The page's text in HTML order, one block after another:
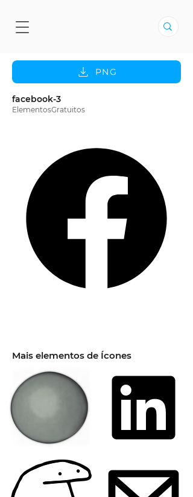
PNG
facebook-3
ElementosGratuitos
Mais elementos de Ícones